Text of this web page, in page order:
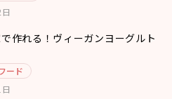
で作れる！ヴィーガンヨーグルト
ード